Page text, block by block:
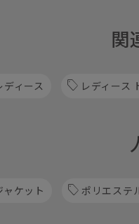
関
ディース レディース
ャケット ポリエステ